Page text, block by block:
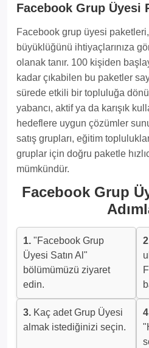
Facebook Grup Üyesi
Facebook grup üyesi
büyüklüğünü ihtiyaçlarınıza
olanak tanır. 100 kişiden
kadar çıkabilen bu paketler
sürede etkili bir topluluğa
yabancı, aktif ya da karışık
hedeflere uygun çözümler
satış grupları, eğitim
gruplar için doğru paketle
mümkündür.
Facebook Grup
1. "Facebook Grup
Üyesi Satın Al"
bölümümüzü ziyaret
edin.
3. Kaç adet Grup Üyesi
almak istediğinizi seçin.